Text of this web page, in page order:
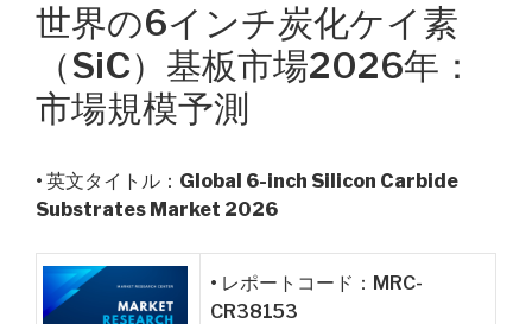
世界の6インチ炭化ケイ素
（SiC）基板市場2026年：
市場規模予測
• 英文タイトル： Global 6-inch Silicon Carbide
Substrates Market 2026
• レポートコード：MRC-
CR38153